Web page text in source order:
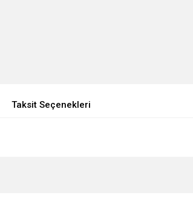
Taksit Seçenekleri